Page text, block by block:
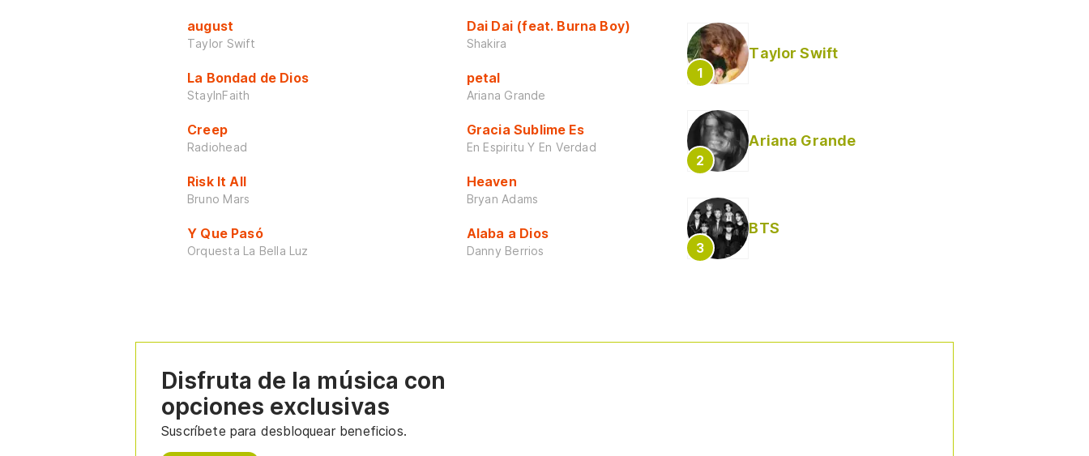
august
Taylor Swift
La Bondad de Dios
StayInFaith
Creep
Radiohead
Risk It All
Bruno Mars
Y Que Pasó
Orquesta La Bella Luz
Dai Dai (feat. Burna Boy)
Shakira
petal
Ariana Grande
Gracia Sublime Es
En Espiritu Y En Verdad
Heaven
Bryan Adams
Alaba a Dios
Danny Berrios
Taylor Swift
Ariana Grande
BTS
Disfruta de la música con
opciones exclusivas
Suscríbete para desbloquear beneficios.